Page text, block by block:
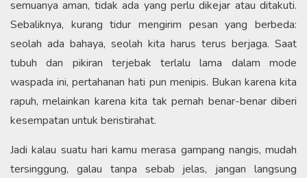
semuanya aman, tidak ada yang perlu dikejar atau ditakuti.
Sebaliknya, kurang tidur mengirim pesan yang berbeda:
seolah ada bahaya, seolah kita harus terus berjaga. Saat
tubuh dan pikiran terjebak terlalu lama dalam mode
waspada ini, pertahanan hati pun menipis. Bukan karena kita
rapuh, melainkan karena kita tak pernah benar-benar diberi
kesempatan untuk beristirahat.
Jadi kalau suatu hari kamu merasa gampang nangis, mudah
tersinggung, galau tanpa sebab jelas, jangan langsung